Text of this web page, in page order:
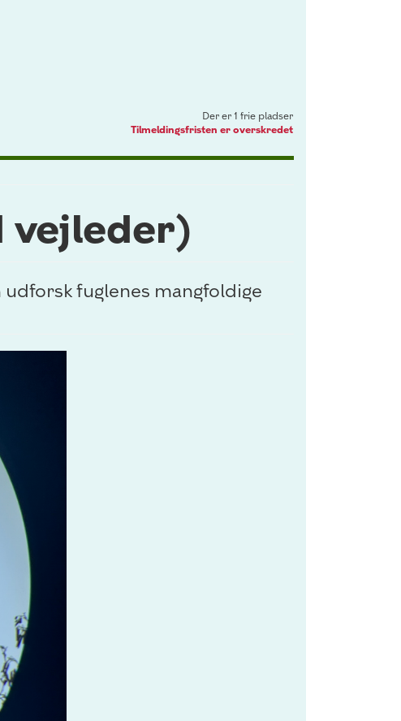
Der er 1 frie pladser
Tilmeldingsfristen er overskredet
vejleder)
fuglenes mangfoldige